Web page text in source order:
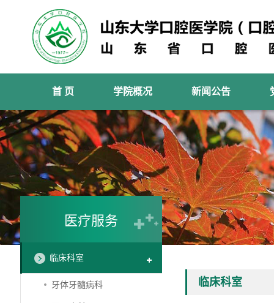
首 页 学院概况 新闻公告
医疗服务
临床科室
牙体牙髓病科 临床科室